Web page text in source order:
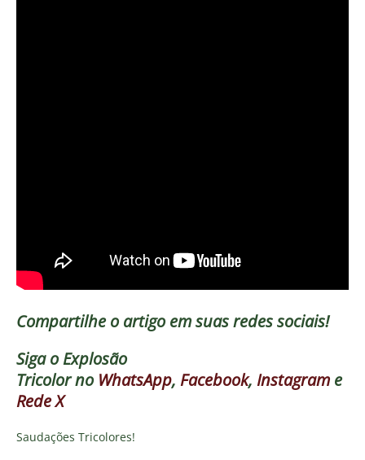
Compartilhe o artigo em suas redes sociais!
Siga oExplosão
Tricolorno WhatsApp, Facebook, Instagram e
Rede X
Saudações Tricolores!